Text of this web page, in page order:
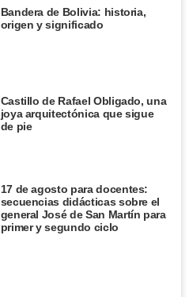
Bandera de Bolivia: historia,
origen y significado
Castillo de Rafael Obligado, una
joya arquitectónica que sigue
de pie
17 de agosto para docentes:
secuencias didácticas sobre el
general José de San Martín para
primer y segundo ciclo